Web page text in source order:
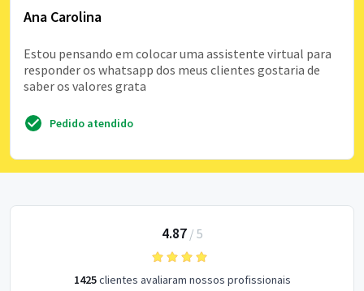
Ana Carolina
Estou pensando em colocar uma assistente virtual para
responder os whatsapp dos meus clientes gostaria de
saber os valores grata
Pedido atendido
4.87/ 5
1425clientes avaliaram nossos profissionais